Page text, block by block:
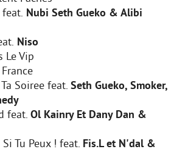
Nubi Seth Gueko & Alibi
Niso
Le Vip
Soiree feat. Seth Gueko, Smoker,
feat. Ol Kainry Et Dany Dan &
Tu Peux ! feat. Fis.L et N'dal &